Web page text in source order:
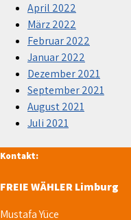
April 2022
März 2022
Februar 2022
Januar 2022
Dezember 2021
September 2021
August 2021
Juli 2021
Kontakt:
FREIE WÄHLER Limburg
Mustafa Yüce